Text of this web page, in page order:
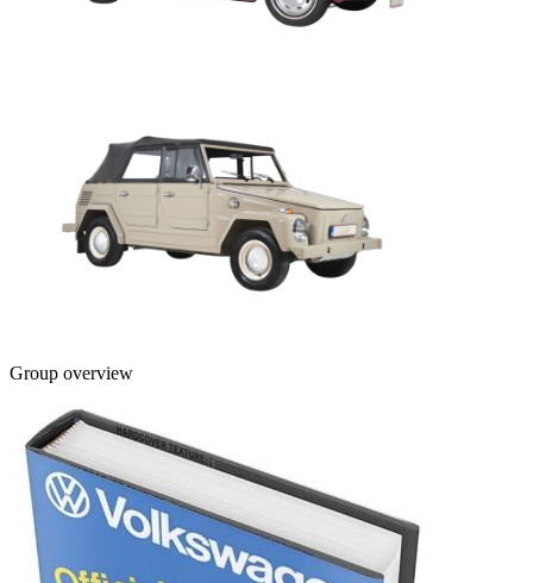
Group overview